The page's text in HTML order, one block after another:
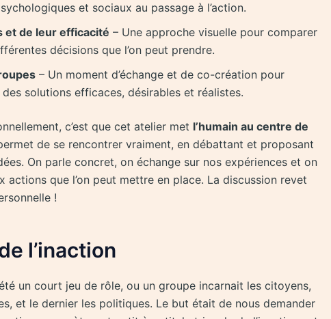
et sociaux au passage à l’action.
et de leur efficacité – Une approche visuelle pour comparer
décisions que l’on peut prendre.
– Un moment d’échange et de co-création pour
solutions efficaces, désirables et réalistes.
c’est que cet atelier met l’humain au centre de
de se rencontrer vraiment, en débattant et proposant
On parle concret, on échange sur nos expériences et on
actions que l’on peut mettre en place. La discussion revet
!
l’inaction
un court jeu de rôle, ou un groupe incarnait les citoyens,
et le dernier les politiques. Le but était de nous demander